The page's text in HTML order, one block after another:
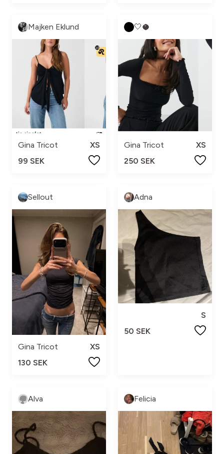
Majken Eklund
Gina Tricot
XS
99 SEK
🤍🥥
Gina Tricot
XS
250 SEK
Sellout
Gina Tricot
XS
130 SEK
Adna
S
50 SEK
Alva Felicia